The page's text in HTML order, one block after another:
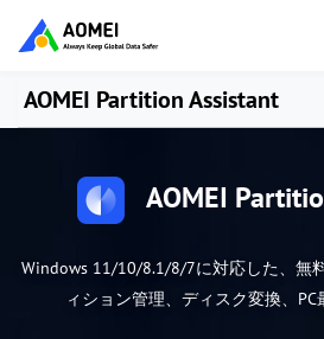
AOMEI Partition Assistant
AOMEI
Windows 11/10/8.1/8/7に対応した、無
ィション管理、ディスク変換、PC